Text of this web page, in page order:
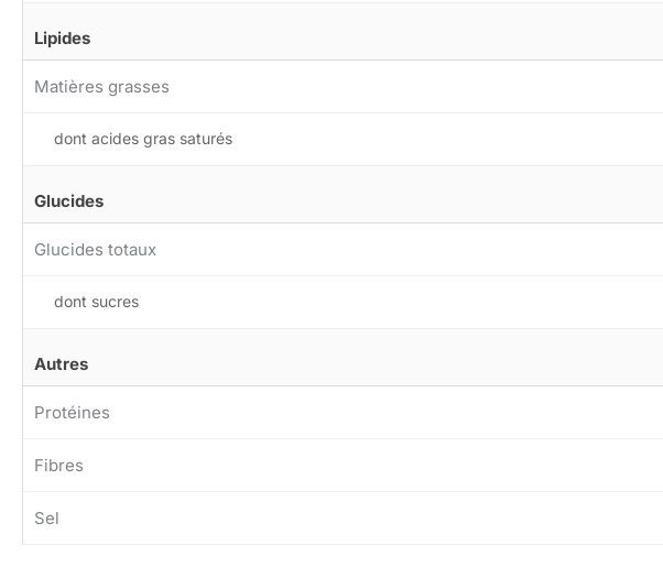
Lipides
Matières grasses
dont acides gras saturés
Glucides
Glucides totaux
dont sucres
Autres
Protéines
Fibres
Sel